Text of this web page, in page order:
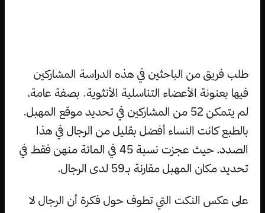
طلب فريق من الباحثين في هذه الدراسة المشاركين
فيها بعنونة الأعضاء التناسلية الأنثوية. بصفة عامة،
لم يتمكن 52 من المشاركين في تحديد موقع المهبل.
بالطبع كانت النساء أفضل بقليل من الرجال في هذا
الصدد، حيث عجزت نسبة 45 في المائة منهن فقط في
تحديد مكان المهبل مقارنة بـ59 لدى الرجال.
على عكس النكت التي تطوف حول فكرة أن الرجال لا